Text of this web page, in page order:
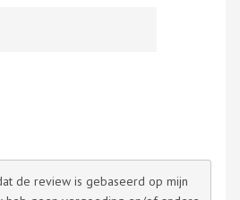
de review is gebaseerd op mijn